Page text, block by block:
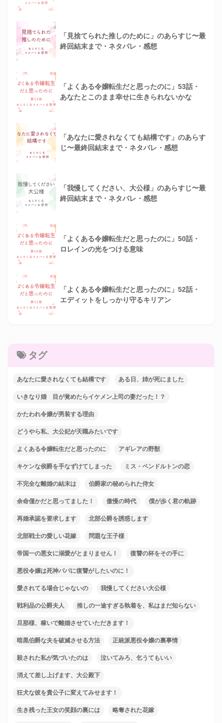
「見捨てられた推しのために」のあらすじ〜最
終回結末まで・ネタバレ・感想
「よくある令嬢転生だと思ったのに」53話・
あなたとこのまま幸せに生きられないかな
「あなたに愛されなくても結構です」のあらす
じ〜最終回結末まで・ネタバレ・感想
「我慢してください、大公様」のあらすじ〜最
終回結末まで・ネタバレ・感想
「よくある令嬢転生だと思ったのに」50話・
ロレインの光をつける意味
「よくある令嬢転生だと思ったのに」52話・
エディットをしっかり守るキリアン
タグ
あなたに愛されなくても結構です ある日、姉が死にました
いきなり婚 目が覚めたらイケメン上司の妻だった！？
かたわれ令嬢が男装する理由
どうやら私、大公妃が天職みたいです
よくある令嬢転生だと思ったのに アギレアの野獣
キケンな侯爵を手なずけてしまった ミス・ペンドルトンの恋
不完全な離婚の結末は 伯爵家の秘められた侍女
余命僅かだと思ってました！ 傲慢の時代 僕が歩く君の軌跡
再婚承認を要求します 北部公爵を誘惑します
北部戦士の愛しい花嫁 問題な王子様
帝国一の悪女に溺愛がとまりません！ 復讐の杯をその手に
悪役令嬢は死神パパに復讐がしたいのに！
愛されてる場合じゃないの 我慢してください大公様
戦利品の公爵夫人 推しの一途すぎる執着を、私はまだ知らない
旦那様、稼いで離婚させていただきます！
暗黒伯爵な夫を破滅させる方法 正統派悪役令嬢の裏事情
殺された私が気づいたのは 泣いてみろ、乞うてもいい
消えて差し上げます、大公殿下
狂犬な彼を貴公子に変えてみせます！
生き残った王女の笑顔の裏には 略奪された花嫁